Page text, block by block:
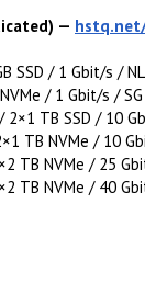
—
SSD / 1 Gbit/s /
/ 1 Gbit/s /
2×1 TB SSD / 10
TB NVMe / 10
TB NVMe / 25
TB NVMe / 40